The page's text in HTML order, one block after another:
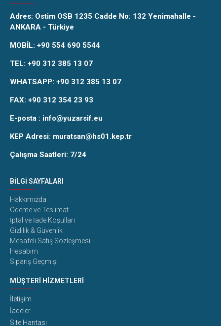
Adres: Ostim OSB 1235 Cadde No: 132 Yenimahalle -
ANKARA - Türkiye
MOBİL: +90 554 690 5544
TEL: +90 312 385 13 07
WHATSAPP: +90 312 385 13 07
FAX: +90 312 354 23 93
E-posta : info@yuzarsif.eu
KEP Adresi: muratsan@hs01.kep.tr
Çalışma Saatleri: 7/24
BILGI SAYFALARI
Hakkımızda
Ödeme ve Teslimat
İptal ve İade Koşulları
Gizlilik & Güvenlik
Mesafeli Satış Sözleşmesi
Hesabım
Sipariş Geçmişi
MÜŞTERI HIZMETLERI
İletişim
İadeler
Site Haritası